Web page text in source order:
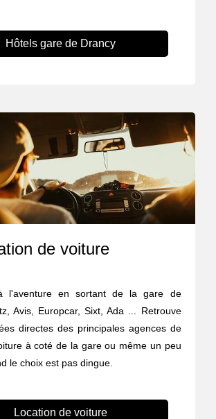
Hôtels gare de Drancy
de voiture
l'aventure en sortant de la gare de
Avis, Europcar, Sixt, Ada ... Retrouve
directes des principales agences de
à coté de la gare ou même un peu
le choix est pas dingue.
Location de voiture